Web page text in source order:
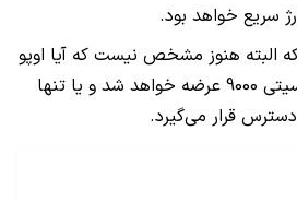
سریع خواهد بود.
که البته هنوز مشخص نیست که آیا اوپو
در نسخه دیمنسیتی 9000 عرضه خواهد شد و یا تنها
قرار می‌گیرد.